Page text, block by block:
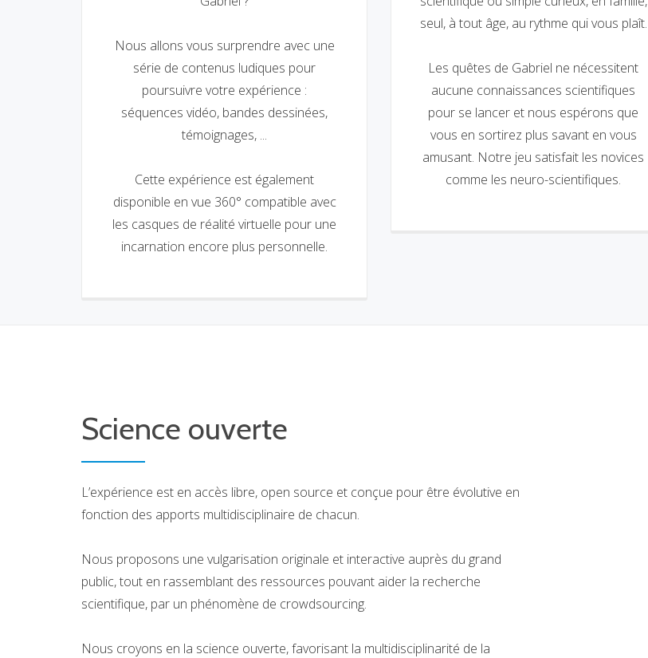
Nous allons vous surprendre avec une
série de contenus ludiques pour
poursuivre votre expérience :
séquences vidéo, bandes dessinées,
témoignages, ...
Cette expérience est également
disponible en vue 360° compatible avec
les casques de réalité virtuelle pour une
incarnation encore plus personnelle.
seul, à tout âge, au rythme qui vous plaît.
Les quêtes de Gabriel ne nécessitent
aucune connaissances scientifiques
pour se lancer et nous espérons que
vous en sortirez plus savant en vous
amusant. Notre jeu satisfait les novices
comme les neuro-scientifiques.
Science ouverte
L’expérience est en accès libre, open source et conçue pour être évolutive en
fonction des apports multidisciplinaire de chacun.
Nous proposons une vulgarisation originale et interactive auprès du grand
public, tout en rassemblant des ressources pouvant aider la recherche
scientifique, par un phénomène de crowdsourcing.
Nous croyons en la science ouverte, favorisant la multidisciplinarité de la